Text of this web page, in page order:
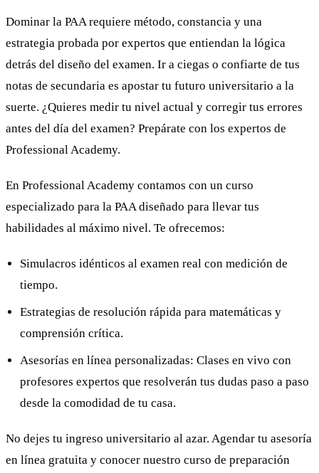
Dominar la PAA requiere método, constancia y una
estrategia probada por expertos que entiendan la lógica
detrás del diseño del examen. Ir a ciegas o confiarte de tus
notas de secundaria es apostar tu futuro universitario a la
suerte. ¿Quieres medir tu nivel actual y corregir tus errores
antes del día del examen? Prepárate con los expertos de
Professional Academy.
En Professional Academy contamos con un curso
especializado para la PAA diseñado para llevar tus
habilidades al máximo nivel. Te ofrecemos:
Simulacros idénticos al examen real con medición de
tiempo.
Estrategias de resolución rápida para matemáticas y
comprensión crítica.
Asesorías en línea personalizadas: Clases en vivo con
profesores expertos que resolverán tus dudas paso a paso
desde la comodidad de tu casa.
No dejes tu ingreso universitario al azar. Agendar tu asesoría
en línea gratuita y conocer nuestro curso de preparación